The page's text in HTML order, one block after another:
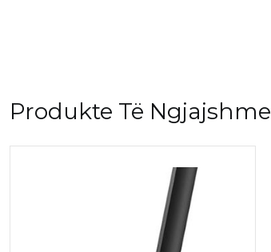
Produkte Të Ngjajshme